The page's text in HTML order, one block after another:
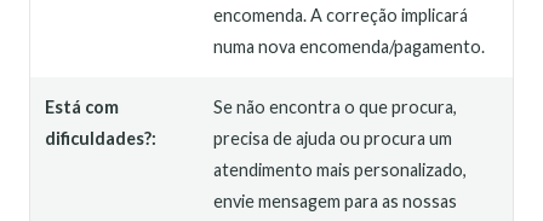
encomenda. A correção implicará
numa nova encomenda/pagamento.
Está com
dificuldades?:
Se não encontra o que procura,
precisa de ajuda ou procura um
atendimento mais personalizado,
envie mensagem para as nossas